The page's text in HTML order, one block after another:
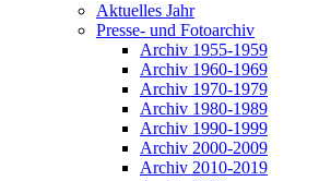
Aktuelles Jahr
Presse- und Fotoarchiv
Archiv 1955-1959
Archiv 1960-1969
Archiv 1970-1979
Archiv 1980-1989
Archiv 1990-1999
Archiv 2000-2009
Archiv 2010-2019